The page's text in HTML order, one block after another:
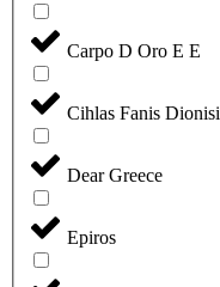
Carpo D Oro E E
Cihlas Fanis Dionisi
Dear Greece
Epiros